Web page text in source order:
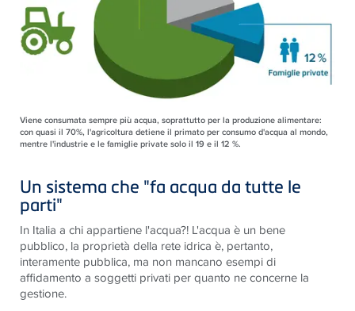
Viene consumata sempre più acqua, soprattutto per la produzione alimentare:
con quasi il 70%, l'agricoltura detiene il primato per consumo d'acqua al mondo,
mentre l'industrie e le famiglie private solo il 19 e il 12 %.
Un sistema che "fa acqua da tutte le
parti"
In Italia a chi appartiene l'acqua?! L'acqua è un bene
pubblico, la proprietà della rete idrica è, pertanto,
interamente pubblica, ma non mancano esempi di
affidamento a soggetti privati per quanto ne concerne la
gestione.